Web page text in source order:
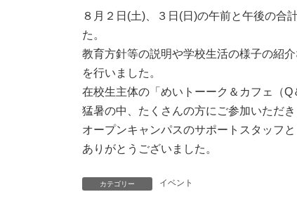
８月２日(土)、３日(日)の午前と午後の合
た。
教育方針等の説明や学校生活の様子の紹
を行いました。
在校生主体の「めいトーーク＆カフェ（
猛暑の中、たくさんの方にご参加いただ
オープンキャンパスのサポートスタッフ
ありがとうございました。
カテゴリー イベント